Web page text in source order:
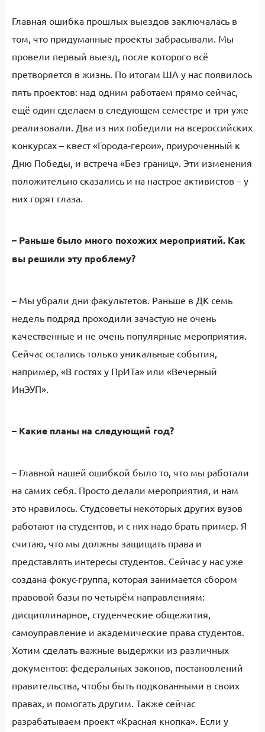
Главная ошибка прошлых выездов заключалась в
том, что придуманные проекты забрасывали. Мы
провели первый выезд, после которого всё
претворяется в жизнь. По итогам ША у нас появилось
пять проектов: над одним работаем прямо сейчас,
ещё один сделаем в следующем семестре и три уже
реализовали. Два из них победили на всероссийских
конкурсах – квест «Города-герои», приуроченный к
Дню Победы, и встреча «Без границ». Эти изменения
положительно сказались и на настрое активистов – у
них горят глаза.
– Раньше было много похожих мероприятий. Как
вы решили эту проблему?
– Мы убрали дни факультетов. Раньше в ДК семь
недель подряд проходили зачастую не очень
качественные и не очень популярные мероприятия.
Сейчас остались только уникальные события,
например, «В гостях у ПрИТа» или «Вечерный
ИнЭУП».
– Какие планы на следующий год?
– Главной нашей ошибкой было то, что мы работали
на самих себя. Просто делали мероприятия, и нам
это нравилось. Студсоветы некоторых других вузов
работают на студентов, и с них надо брать пример. Я
считаю, что мы должны защищать права и
представлять интересы студентов. Сейчас у нас уже
создана фокус-группа, которая занимается сбором
правовой базы по четырём направлениям:
дисциплинарное, студенческие общежития,
самоуправление и академические права студентов.
Хотим сделать важные выдержки из различных
документов: федеральных законов, постановлений
правительства, чтобы быть подкованными в своих
правах, и помогать другим. Также сейчас
разрабатываем проект «Красная кнопка». Если у